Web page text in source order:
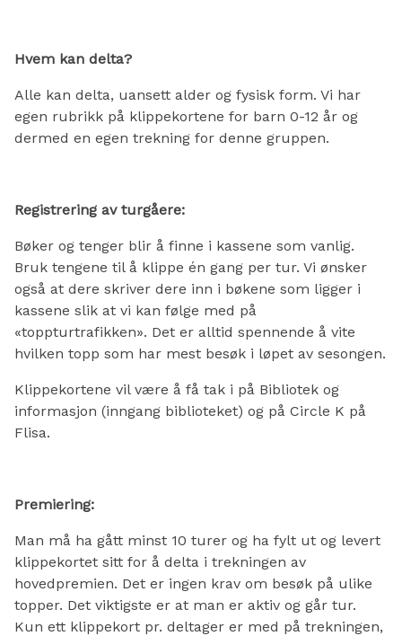
Hvem kan delta?
Alle kan delta, uansett alder og fysisk form. Vi har
egen rubrikk på klippekortene for barn 0-12 år og
dermed en egen trekning for denne gruppen.
Registrering av turgåere:
Bøker og tenger blir å finne i kassene som vanlig.
Bruk tengene til å klippe én gang per tur. Vi ønsker
også at dere skriver dere inn i bøkene som ligger i
kassene slik at vi kan følge med på
«toppturtrafikken». Det er alltid spennende å vite
hvilken topp som har mest besøk i løpet av sesongen.
Klippekortene vil være å få tak i på Bibliotek og
informasjon (inngang biblioteket) og på Circle K på
Flisa.
Premiering:
Man må ha gått minst 10 turer og ha fylt ut og levert
klippekortet sitt for å delta i trekningen av
hovedpremien. Det er ingen krav om besøk på ulike
topper. Det viktigste er at man er aktiv og går tur.
Kun ett klippekort pr. deltager er med på trekningen,